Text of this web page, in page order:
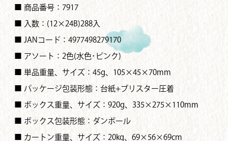
■ 商品番号：7917
■ 入数：(12×24B)288入
■ JANコード：4977498279170
■ アソート：2色(水色･ピンク)
■ 単品重量、サイズ：45g、105×45×70mm
■ パッケージ包装形態：台紙+ブリスター圧着
■ ボックス重量、サイズ：920g、335×275×110mm
■ ボックス包装形態：ダンボール
■ カートン重量、サイズ：20kg、69×56×69cm